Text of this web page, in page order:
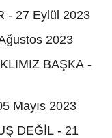
- 27 Eylül 2023
2023
BAŞKA -
Mayıs 2023
DEĞİL - 21